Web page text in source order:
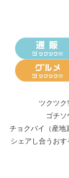
ツクツク
ゴチソ
チョクバイ（産地
シェアし合う おす